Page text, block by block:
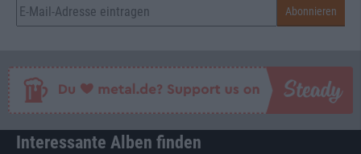
Interessante Alben finden